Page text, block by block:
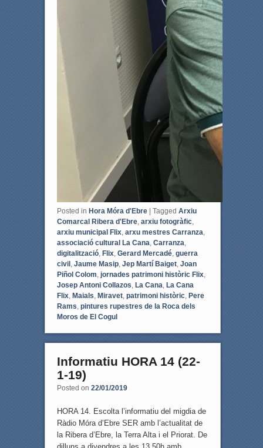
Posted in Hora Móra d'Ebre Tagged Arxiu
Comarcal Ribera d'Ebre, arxiu fotogràfic,
arxiu municipal Flix, arxu mestres Carranza,
associació cultural La Cana, Carranza,
digitalització, Flix, Gerard Mercadé, guerra
civil , Jaume Masip, Jep Martí Baiget, Joan
Piñol Colom, jornades patrimoni històric Flix,
Josep Antoni Collazos, La Cana, La Cana
Flix, Maials, Miravet, patrimoni històric, Pere
Rams, pintures rupestres de la Roca dels
Moros de El Cogul
Informatiu HORA 14 (22-
1-19)
Posted on 22/01/2019
HORA 14. Escolta l’informatiu del migdia de
Ràdio Móra d’Ebre SER amb l’actualitat de
la Ribera d’Ebre, la Terra Alta i el Priorat. De